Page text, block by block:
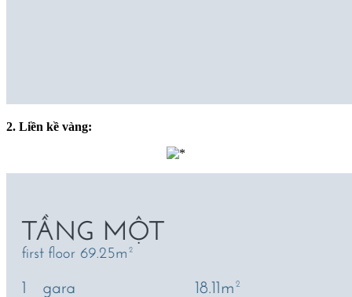
2. Liền kề vàng: